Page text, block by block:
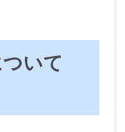
いて